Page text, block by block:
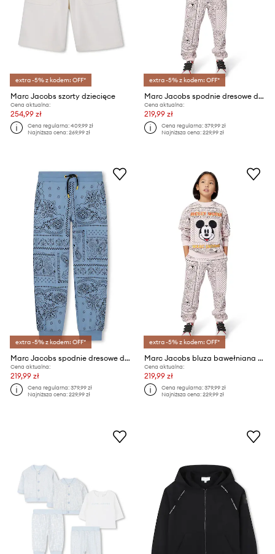
extra -5% z kodem: OFF*
Marc Jacobs szorty dziecięce
Cena aktualna:
254,99 zł
Cena regularna:409,99 zł
Najniższa cena:269,99 zł
extra -5% z kodem: OFF*
Marc Jacobs spodnie dresowe dziecięce
Cena aktualna:
219,99 zł
Cena regularna:379,99 zł
Najniższa cena:229,99 zł
extra -5% z kodem: OFF*
Marc Jacobs spodnie dresowe dziecięce
Cena aktualna:
219,99 zł
Cena regularna:379,99 zł
Najniższa cena:229,99 zł
extra -5% z kodem: OFF*
Marc Jacobs bluza bawełniana dziecięca
Cena aktualna:
219,99 zł
Cena regularna:379,99 zł
Najniższa cena:229,99 zł